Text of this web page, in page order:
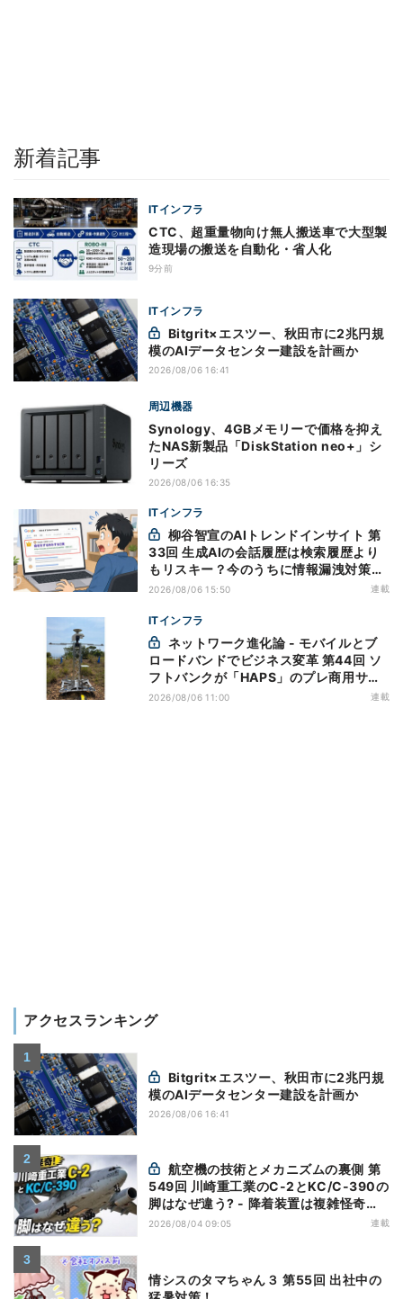
新着記事
ITインフラ
CTC、超重量物向け無人搬送車で大型製
造現場の搬送を自動化・省人化
9分前
ITインフラ
模のAIデータセンター建設を計画か
2026/08/06 16:41
周辺機器
Synology、4GBメモリーで価格を抑え
たNAS新製品「DiskStation neo+」シ
リーズ
2026/08/06 16:35
ITインフラ
33回 生成AIの会話履歴は検索履歴より
もリスキー？今のうちに情報漏洩対策を
万全にしておこう
2026/08/06 15:50 連載
ITインフラ
ロードバンドでビジネス変革 第44回 ソ
フトバンクが「HAPS」のプレ商用サー
ビス開始を表明、本格的な商用展開のめ
2026/08/06 11:00 連載
アクセスランキング
模のAIデータセンター建設を計画か
2026/08/06 16:41
549回 川崎重工業のC-2とKC/C-390の
脚はなぜ違う? - 降着装置は複雑怪奇
(5)|軍用輸送機(10)
2026/08/04 09:05 連載
情シスのタマちゃん３ 第55回 出社中の